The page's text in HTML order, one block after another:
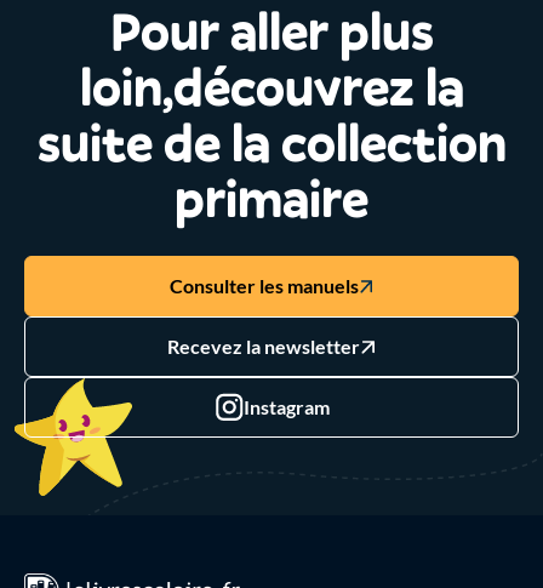
Pour aller plus
loin,découvrez la
suite de la collection
primaire
Consulter les manuels
Recevez la newsletter
Instagram